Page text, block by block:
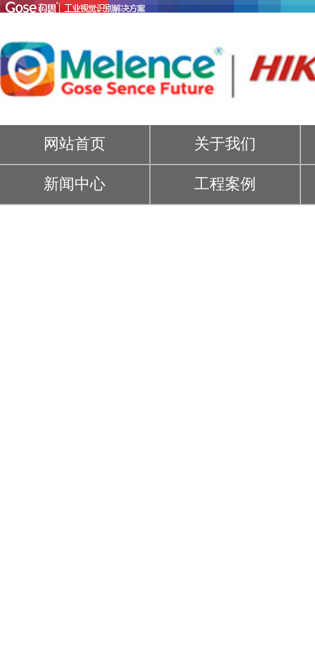
网站首页 关于我们
新闻中心 工程案例